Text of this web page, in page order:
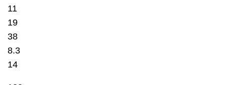
11
19
38
8.3
14